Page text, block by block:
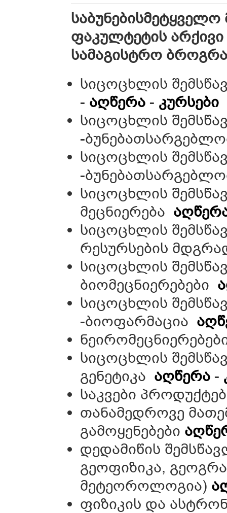
საბუნებისმეტყველო
ფაკულტეტის არქივი
სამაგისტრო
სიცოცხლის
- აღწერა - კურსები
სიცოცხლის
-
სიცოცხლის
-
სიცოცხლის
მეცნიერება
სიცოცხლის
რესურსების
სიცოცხლის
ბიომეცნიერებები
სიცოცხლის
-ბიოფარმაცია
სიცოცხლის
გენეტიკა აღწერა -
საკვები
თანამედროვე
გამოყენებები
დედამიწის
გეოფიზიკა,
მეტეოროლოგია)
ფიზიკის და